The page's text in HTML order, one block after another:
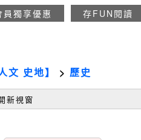
員獨享優惠 存FUN閱讀
文 史地】 > 歷史
新視窗